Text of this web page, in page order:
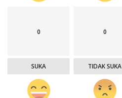
0
SUKA
0
TIDAK SUKA